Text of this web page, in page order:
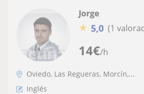
14€/h
Jorge
★ 5,0 (1
Oviedo, Las Regueras, Morcín,...
Inglés